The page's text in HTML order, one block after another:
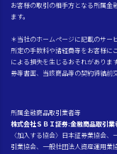
お客様の取引の相手方となる所属金
ます。
＊当社のホームページに記載のサー
所定の手数料や諸経費等をお客様に
による損失を生じるおそれがありま
券等書面、当該商品等の契約締結前
所属金融商品取引業者等
株式会社ＳＢＩ証券:金融商品取引
〈加入する協会〉日本証券業協会
引業協会、一般社団法人資産運用業